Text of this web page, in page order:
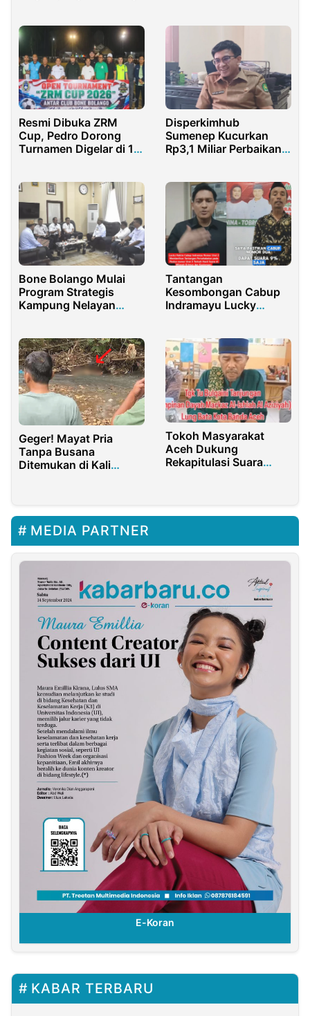
Resmi Dibuka ZRM
Cup, Pedro Dorong
Turnamen Digelar di 18
Disperkimhub
Sumenep Kucurkan
Rp3,1 Miliar Perbaikan
Bone Bolango Mulai
Program Strategis
Kampung Nelayan
Tantangan
Kesombongan Cabup
Indramayu Lucky
Desa Kaplongan
Geger! Mayat Pria
Tanpa Busana
Ditemukan di Kali
Tokoh Masyarakat
Aceh Dukung
Rekapitulasi Suara
MEDIA PARTNER
E-Koran
KABAR TERBARU